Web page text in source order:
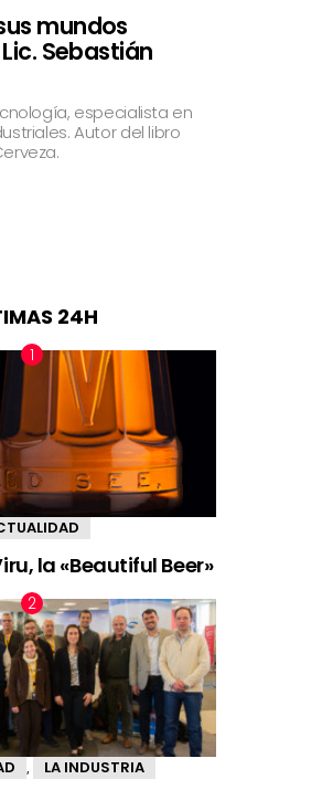
mundos
Sebastián
especialista en
Autor del libro
24H
la «Beautiful Beer»
LA INDUSTRIA